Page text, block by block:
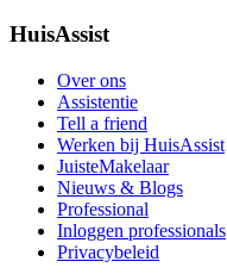
HuisAssist
Over ons
Assistentie
Tell a friend
Werken bij HuisAssist
JuisteMakelaar
Nieuws & Blogs
Professional
Inloggen professionals
Privacybeleid